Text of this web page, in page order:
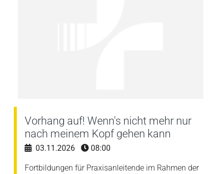
Vorhang auf! Wenn's nicht mehr nur
nach meinem Kopf gehen kann
03.11.2026 08:00
Fortbildungen für Praxisanleitende im Rahmen der